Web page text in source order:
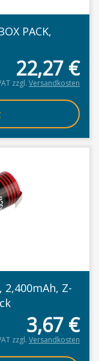
PACK,
22,27 €
zzgl. Versandkosten
Z-
3,67 €
zzgl. Versandkosten